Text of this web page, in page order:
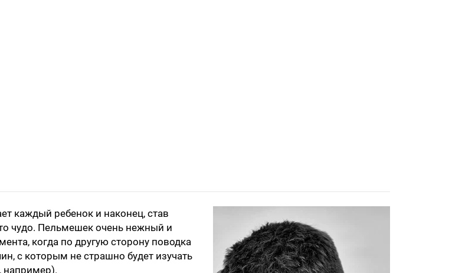
каждый ребенок и наконец, став
чудо. Пельмешек очень нежный и
когда по другую сторону поводка
с которым не страшно будет изучать
например).